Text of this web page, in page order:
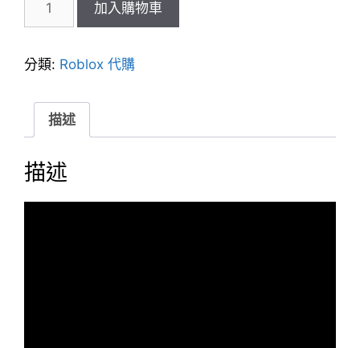
儲
卡
量
加入購物車
分類: Roblox 代購
描述
描述